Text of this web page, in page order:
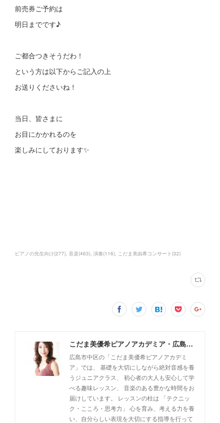
前売券ご予約は
明日までです♪
ご都合つきそうだわ！
という方は以下からご記入の上
お送りくださいね！
当日、皆さまに
お目にかかれるのを
楽しみにしております✨
ピアノの先生向け(277) 音楽(463) 演奏(116) こだま美由希コンサート (32)
こだま美優希ピアノアカデミア・広島市中区
広島市中区の「こだま美優希ピアノアカデミ
ア」では、 基礎を大切にしながら絶対音感を養
うジュニアクラス、 初心者の大人も安心して学
べる趣味レッスン、 音楽のある豊かな時間をお
届けしています。 レッスンの柱は 「テクニッ
ク・こころ・思考力」 心を育み、考える力を養
い、自分らしい表現を大切にする指導を行って